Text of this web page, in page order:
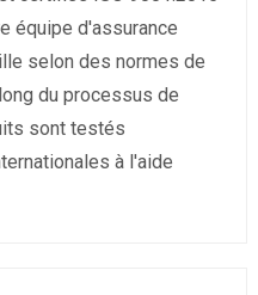
équipe d'assurance
selon des normes de
du processus de
sont testés
à l'aide